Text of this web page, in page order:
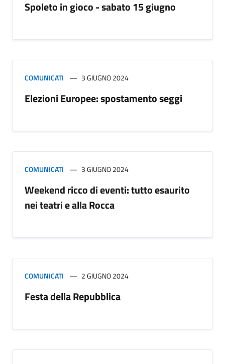
Spoleto in gioco - sabato 15 giugno
COMUNICATI 3 GIUGNO 2024
Elezioni Europee: spostamento seggi
COMUNICATI 3 GIUGNO 2024
Weekend ricco di eventi: tutto esaurito
nei teatri e alla Rocca
COMUNICATI 2 GIUGNO 2024
Festa della Repubblica